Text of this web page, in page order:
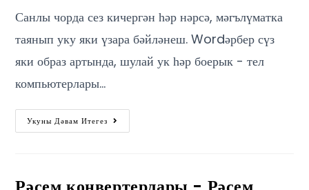
Санлы чорда сез кичергән һәр нәрсә, мәгълүматка
таянып уку яки үзара бәйләнеш. Wordәрбер сүз
яки образ артында, шулай ук ​​һәр боерык - тел
компьютерлары…
Укуны Дәвам Итегез